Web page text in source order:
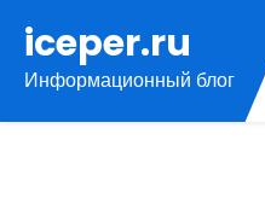
содержимому
iceper.ru
Информационный блог